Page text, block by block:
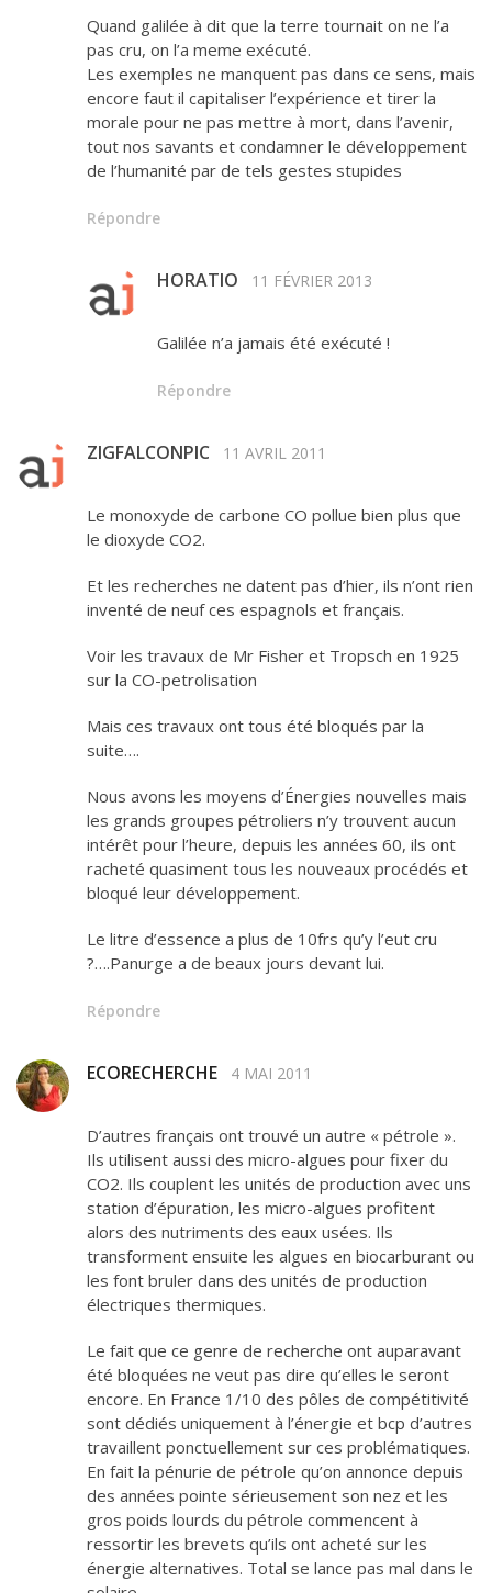
Quand galilée à dit que la terre tournait on ne l’a
pas cru, on l’a meme exécuté.
Les exemples ne manquent pas dans ce sens, mais
encore faut il capitaliser l’expérience et tirer la
morale pour ne pas mettre à mort, dans l’avenir,
tout nos savants et condamner le développement
de l’humanité par de tels gestes stupides
Répondre
HORATIO 11 FÉVRIER 2013
Galilée n’a jamais été exécuté !
Répondre
ZIGFALCONPIC 11 AVRIL 2011
Le monoxyde de carbone CO pollue bien plus que
le dioxyde CO2.
Et les recherches ne datent pas d’hier, ils n’ont rien
inventé de neuf ces espagnols et français.
Voir les travaux de Mr Fisher et Tropsch en 1925
sur la CO-petrolisation
Mais ces travaux ont tous été bloqués par la
suite….
Nous avons les moyens d’Énergies nouvelles mais
les grands groupes pétroliers n’y trouvent aucun
intérêt pour l’heure, depuis les années 60, ils ont
racheté quasiment tous les nouveaux procédés et
bloqué leur développement.
Le litre d’essence a plus de 10frs qu’y l’eut cru
?….Panurge a de beaux jours devant lui.
Répondre
ECORECHERCHE 4 MAI 2011
D’autres français ont trouvé un autre « pétrole ».
Ils utilisent aussi des micro-algues pour fixer du
CO2. Ils couplent les unités de production avec uns
station d’épuration, les micro-algues profitent
alors des nutriments des eaux usées. Ils
transforment ensuite les algues en biocarburant ou
les font bruler dans des unités de production
électriques thermiques.
Le fait que ce genre de recherche ont auparavant
été bloquées ne veut pas dire qu’elles le seront
encore. En France 1/10 des pôles de compétitivité
sont dédiés uniquement à l’énergie et bcp d’autres
travaillent ponctuellement sur ces problématiques.
En fait la pénurie de pétrole qu’on annonce depuis
des années pointe sérieusement son nez et les
gros poids lourds du pétrole commencent à
ressortir les brevets qu’ils ont acheté sur les
énergie alternatives. Total se lance pas mal dans le